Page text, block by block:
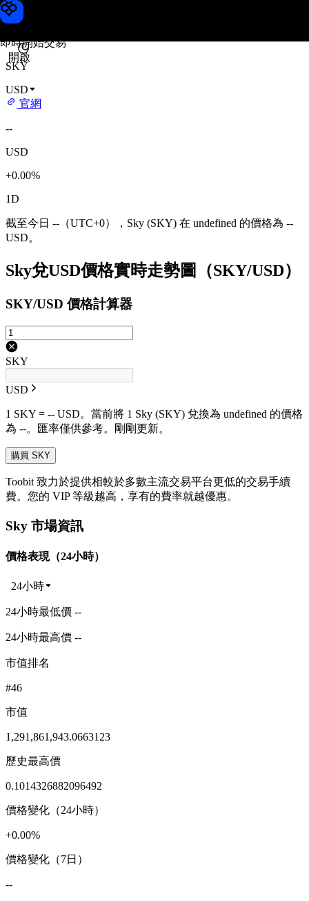
即時開始交易
開啟
Sky 價格
SKY
USD
官網
--
USD
+0.00%
1D
截至今日 --（UTC+0），Sky (SKY) 在 undefined 的價格為 --
USD。
Sky兌USD價格實時走勢圖（SKY/USD）
SKY/USD 價格計算器
SKY
USD
1 SKY = -- USD。當前將 1 Sky (SKY) 兌換為 undefined 的價格
為 --。匯率僅供參考。剛剛更新。
購買 SKY
Toobit 致力於提供相較於多數主流交易平台更低的交易手續
費。您的 VIP 等級越高，享有的費率就越優惠。
Sky 市場資訊
價格表現（24小時）
24小時
24小時最低價 --
24小時最高價 --
市值排名
#46
市值
1,291,861,943.0663123
歷史最高價
0.1014326882096492
價格變化（24小時）
+0.00%
價格變化（7日）
--